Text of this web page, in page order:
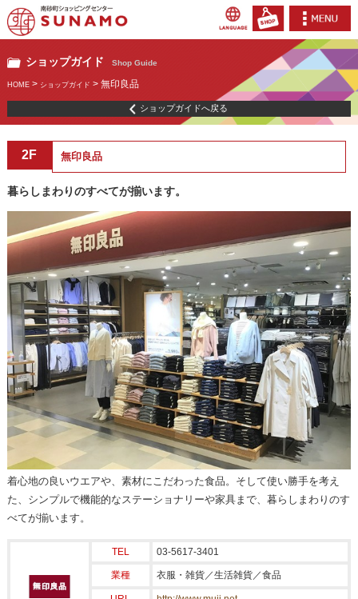
ショップガイド Shop Guide
HOME> ショップガイド > 無印良品
ショップガイドへ戻る
2F 無印良品
暮らしまわりのすべてが揃います。
着心地の良いウエアや、素材にこだわった食品。そして使い勝手を考え
た、シンプルで機能的なステーショナリーや家具まで、暮らしまわりのす
べてが揃います。
TEL 03-5617-3401
業種 衣服・雑貨／生活雑貨／食品